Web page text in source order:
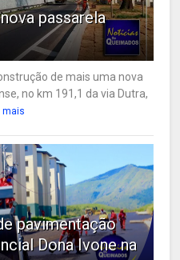
passarela
de mais uma nova
no km 191,1 da via Dutra,
mais
pavimentação
Dona Ivone na